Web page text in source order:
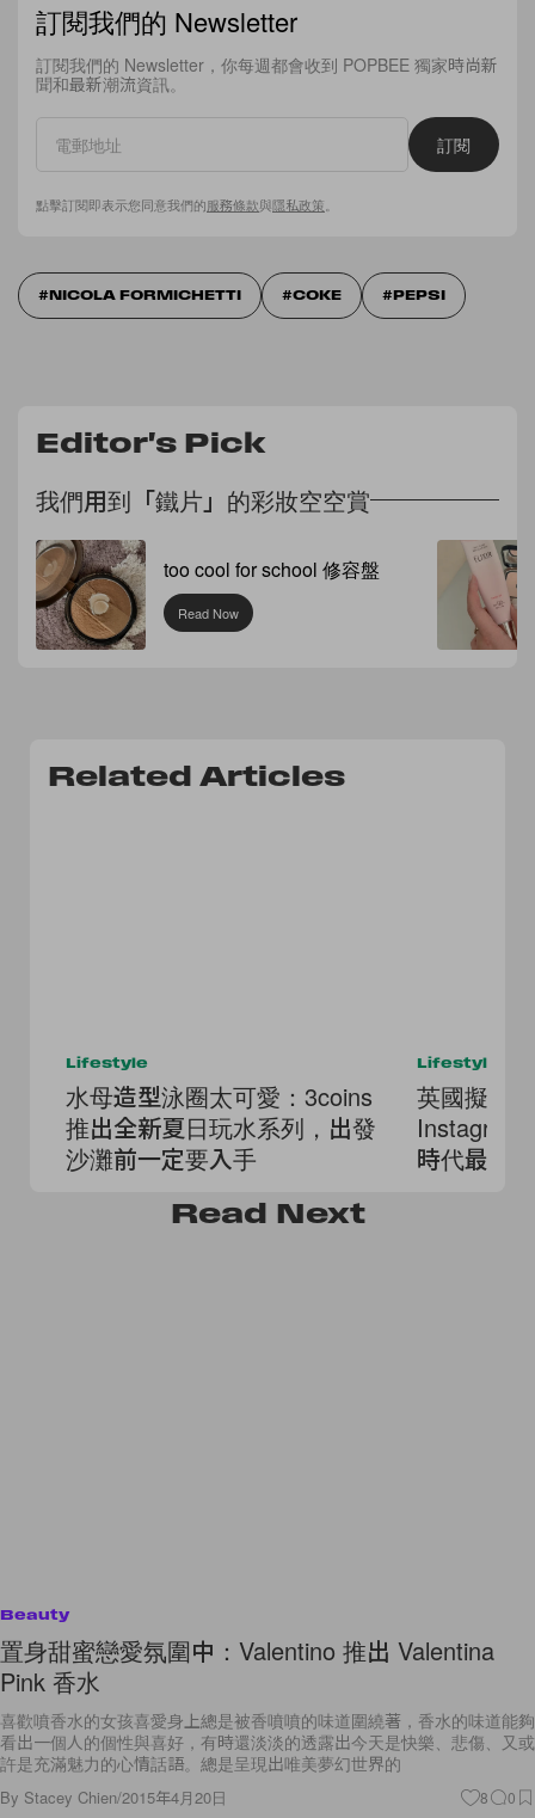
訂閱我們的 Newsletter
訂閱我們的 Newsletter，你每週都會收到 POPBEE 獨家時尚新
聞和最新潮流資訊。
訂閱
點擊訂閱即表示您同意我們的服務條款與隱私政策
NICOLA FORMICHETTI COKE PEPSI
Editor's Pick
我們用到「鐵片」的彩妝空空賞
too cool for school 修容盤
Read Now
Related Articles
Lifestyle
水母造型泳圈太可愛：3coins
推出全新夏日玩水系列，出發
沙灘前一定要入手
Lifestyle
英國擬禁
Instagram
時代最大
Read Next
Beauty
置身甜蜜戀愛氛圍中：Valentino 推出 Valentina
Pink 香水
喜歡噴香水的女孩喜愛身上總是被香噴噴的味道圍繞著，香水的味道能夠
看出一個人的個性與喜好，有時還淡淡的透露出今天是快樂、悲傷、又或
許是充滿魅力的心情話語。總是呈現出唯美夢幻世界的
By Stacey Chien/2015年4月20日 8 0